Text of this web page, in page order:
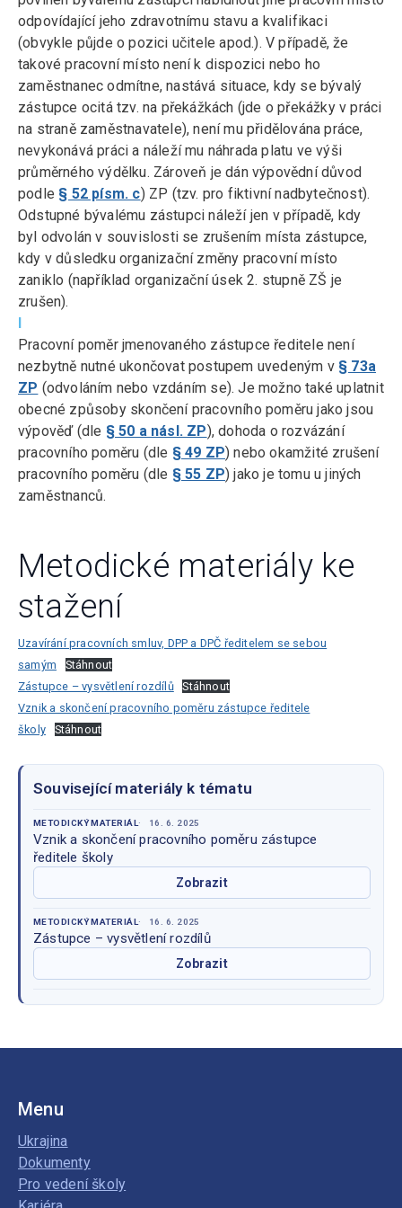
odpovídající jeho zdravotnímu stavu a kvalifikaci
(obvykle půjde o pozici učitele apod.). V případě, že
takové pracovní místo není k dispozici nebo ho
zaměstnanec odmítne, nastává situace, kdy se bývalý
zástupce ocitá tzv. na překážkách (jde o překážky v práci
na straně zaměstnavatele), není mu přidělována práce,
nevykonává práci a náleží mu náhrada platu ve výši
průměrného výdělku. Zároveň je dán výpovědní důvod
podle § 52 písm. c) ZP (tzv. pro fiktivní nadbytečnost).
Odstupné bývalému zástupci náleží jen v případě, kdy
byl odvolán v souvislosti se zrušením místa zástupce,
kdy v důsledku organizační změny pracovní místo
zaniklo (například organizační úsek 2. stupně ZŠ je
zrušen).
Pracovní poměr jmenovaného zástupce ředitele není
nezbytně nutné ukončovat postupem uvedeným v § 73a
ZP (odvoláním nebo vzdáním se). Je možno také uplatnit
obecné způsoby skončení pracovního poměru jako jsou
výpověď (dle § 50 a násl. ZP), dohoda o rozvázání
pracovního poměru (dle § 49 ZP) nebo okamžité zrušení
pracovního poměru (dle § 55 ZP) jako je tomu u jiných
zaměstnanců.
Metodické materiály ke
stažení
Uzavírání pracovních smluv, DPP a DPČ ředitelem se sebou
samým
Stáhnout
Zástupce – vysvětlení rozdílů
Stáhnout
Vznik a skončení pracovního poměru zástupce ředitele
školy
Stáhnout
Související materiály k tématu
METODICKÝ MATERIÁL 16. 6. 2025
Vznik a skončení pracovního poměru zástupce
ředitele školy
Zobrazit
METODICKÝ MATERIÁL 16. 6. 2025
Zástupce – vysvětlení rozdílů
Zobrazit
Menu
Ukrajina
Dokumenty
Pro vedení školy